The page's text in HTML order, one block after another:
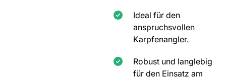
Ideal für den
anspruchsvollen
Karpfenangler.
Robust und langlebig
für den Einsatz am